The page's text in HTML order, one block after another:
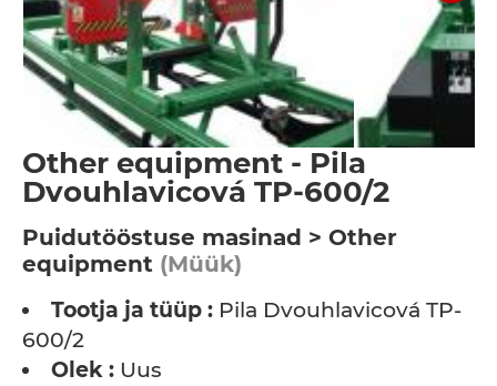
Other equipment - Pila
Dvouhlavicová TP-600/2
Puidutööstuse masinad > Other
equipment (Müük)
Tootja ja tüüp : Pila Dvouhlavicová TP-
600/2
Olek : Uus